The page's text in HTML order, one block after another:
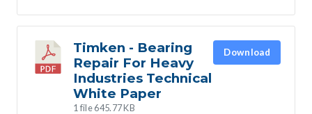
Timken - Bearing
Repair For Heavy
Industries Technical
White Paper
1 file645.77 KB
Download